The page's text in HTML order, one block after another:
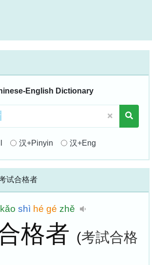
English Dictionary
汉+Pinyin 汉+Eng
试合格者
kǎo shì hé gé zhě
格者 (考試合格